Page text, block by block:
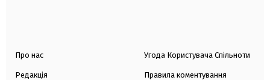
Про нас
Редакція
Угода Користувача Спільноти
Правила коментування